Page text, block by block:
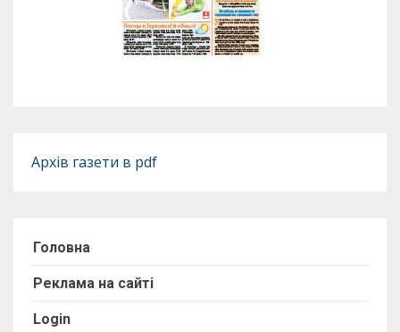
Архів газети в pdf
Головна
Реклама на сайті
Login